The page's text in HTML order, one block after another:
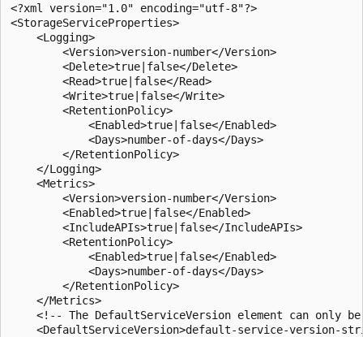
<?xml version="1.0" encoding="utf-8"?>
<StorageServiceProperties>
    <Logging>
        <Version>version-number</Version>
        <Delete>true|false</Delete>
        <Read>true|false</Read>
        <Write>true|false</Write>
        <RetentionPolicy>
            <Enabled>true|false</Enabled>
            <Days>number-of-days</Days>
        </RetentionPolicy>
    </Logging>
    <Metrics>
        <Version>version-number</Version>
        <Enabled>true|false</Enabled>
        <IncludeAPIs>true|false</IncludeAPIs>
        <RetentionPolicy>
            <Enabled>true|false</Enabled>
            <Days>number-of-days</Days>
        </RetentionPolicy>
    </Metrics>
<!-- The DefaultServiceVersion element can only
<DefaultServiceVersion>default-service-version-